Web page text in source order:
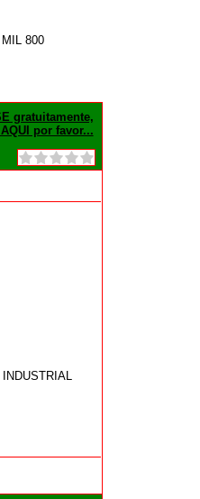
800
gratuitamente,
por favor...